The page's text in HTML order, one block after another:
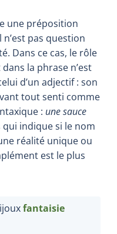
une préposition
pas question
Dans ce cas, le rôle
la phrase n’est
d’un adjectif : son
tout senti comme
: une sauce
qui indique si le nom
réalité unique ou
est le plus
fantaisie